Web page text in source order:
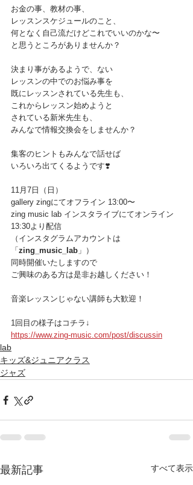
お金の事、教材の事、
レッスンスケジュールのこと、
何となく自己流だけどこれでいいのかな〜
と思うところがありませんか？
決まり事があるようで、ない
レッスンの中でのお悩み事を
既にレッスンされている先生も、
これからレッスン始めようと
されている新米先生も、
みんなで情報交換会をしませんか？
集客のヒントもみんなで話せば
いろいろ出てくるようです❣️
11月7日（日）
gallery zingにてオフライン 13:00〜
zing music lab インスタライブにてオンライン
13:30より配信
（インスタグラムアカウントは
「 zing_music_lab 」）
同時開催いたしますので
ご興味のある方は是非お越しください！
音楽レッスンじゃない講師も大歓迎！
1回目の様子はコチラ↓
https://www.zing-music.com/post/discussin
lab
キッズ&ジュニアクラス
ジャズ
最新記事 すべて表示